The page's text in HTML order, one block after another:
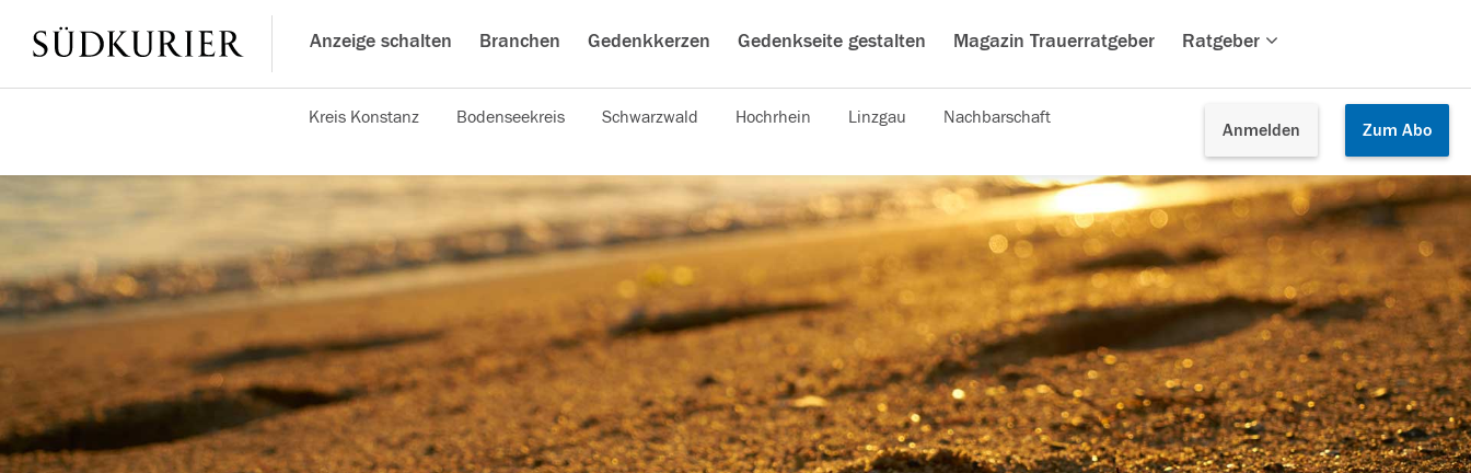
Anzeige schalten Branchen Gedenkkerzen Gedenkseite gestalten Magazin Trauerratgeber Ratgeber
Anmelden Zum Abo
Kreis Konstanz Bodenseekreis Schwarzwald Hochrhein Linzgau Nachbarschaft